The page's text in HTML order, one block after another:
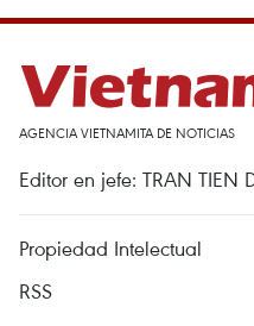
AGENCIA VIETNAMITA DE NOTICIAS
Editor en jefe: TRAN TIEN
Propiedad Intelectual
RSS